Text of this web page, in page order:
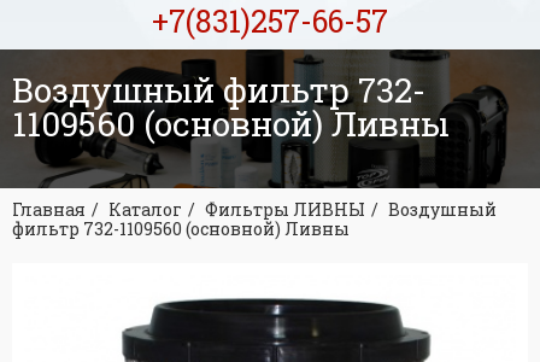
+7(831)257-66-57
Воздушный фильтр 732-
1109560 (основной) Ливны
Главная Каталог Фильтры ЛИВНЫ
Воздушный
фильтр 732-1109560 (основной) Ливны